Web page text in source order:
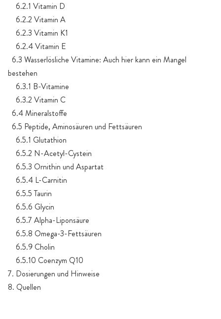
6.2.1 Vitamin D
6.2.2 Vitamin A
6.2.3 Vitamin K1
6.2.4 Vitamin E
6.3 Wasserlösliche Vitamine: Auch hier kann ein Mangel
bestehen
6.3.1 B-Vitamine
6.3.2 Vitamin C
6.4 Mineralstoffe
6.5 Peptide, Aminosäuren und Fettsäuren
6.5.1 Glutathion
6.5.2 N-Acetyl-Cystein
6.5.3 Ornithin und Aspartat
6.5.4 L-Carnitin
6.5.5 Taurin
6.5.6 Glycin
6.5.7 Alpha-Liponsäure
6.5.8 Omega-3-Fettsäuren
6.5.9 Cholin
6.5.10 Coenzym Q10
7. Dosierungen und Hinweise
8. Quellen